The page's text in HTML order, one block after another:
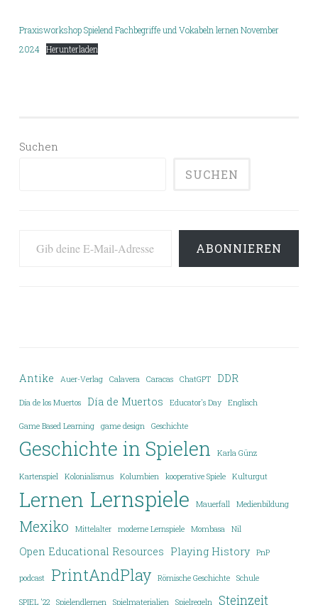
Praxisworkshop Spielend Fachbegriffe und Vokabeln lernen November
2024 Herunterladen
Suchen
SUCHEN
ABONNIEREN
Antike Auer-Verlag Calavera Caracas ChatGPT DDR
Día de los Muertos Día de Muertos Educator's Day Englisch
Game Based Learning game design Geschichte
Geschichte in Spielen Karla Günz
Kartenspiel Kolonialismus Kolumbien kooperative Spiele Kulturgut
Lernen Lernspiele Mauerfall Medienbildung
Mexiko Mittelalter moderne Lernspiele Mombasa Nil
Open Educational Resources Playing History PnP
podcast PrintAndPlay Römische Geschichte Schule
SPIEL '22 Spielendlernen Spielmaterialien Spielregeln Steinzeit